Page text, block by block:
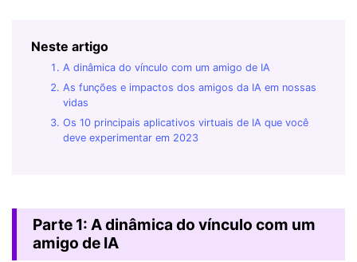
Neste artigo
A dinâmica do vínculo com um amigo de IA
As funções e impactos dos amigos da IA ​​em nossas
vidas
Os 10 principais aplicativos virtuais de IA que você
deve experimentar em 2023
Parte 1: A dinâmica do vínculo com um
amigo de IA